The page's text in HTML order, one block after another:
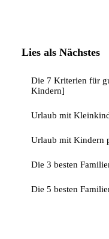
Lies als Nächstes
Die 7 Kriterien für
Kindern]
Urlaub mit
Urlaub mit Kindern
Die 3 besten
Die 5 besten